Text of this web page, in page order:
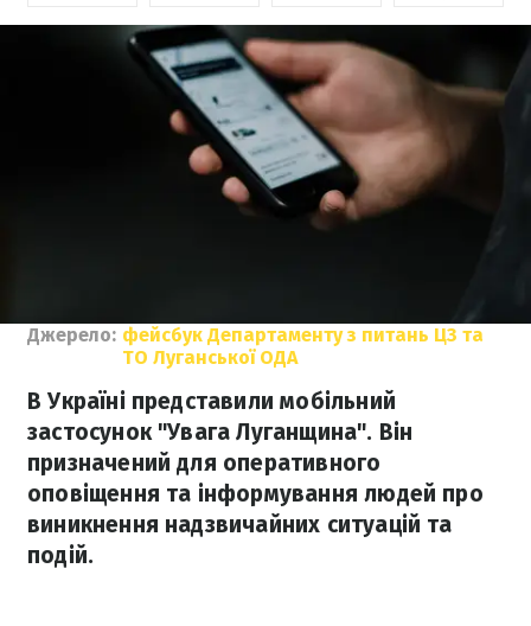
Джерело: фейсбук Департаменту з питань ЦЗ та
ТО Луганської ОДА
В Україні представили мобільний
застосунок "Увага Луганщина". Він
призначений для оперативного
оповіщення та інформування людей про
виникнення надзвичайних ситуацій та
подій.